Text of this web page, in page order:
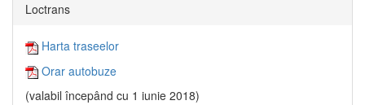
Loctrans
Harta traseelor
Orar autobuze
(valabil începând cu 1 iunie 2018)